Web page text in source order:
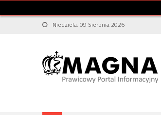
Niedziela, 09 Sierpnia 2026